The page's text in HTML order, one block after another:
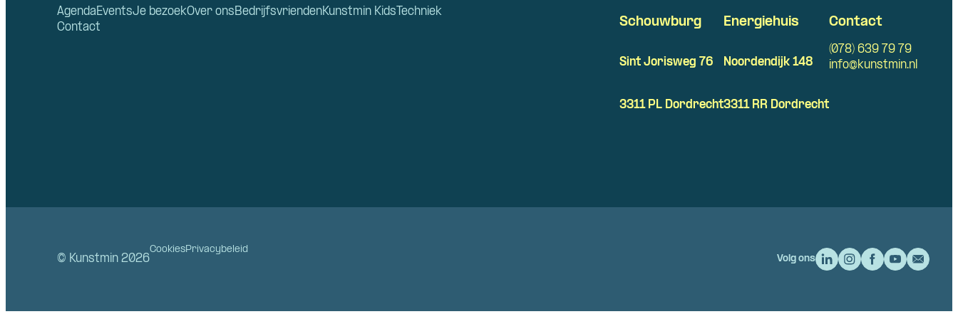
AgendaEventsJe bezoekOver onsBedrijfsvriendenKunstmin Kids Techniek
Contact
Schouwburg
Sint Jorisweg 76
3311 PL Dordrecht
Energiehuis
Noordendijk 148
3311 RR Dordrecht
Contact
(078) 639 79 79
info@kunstmin.nl
© Kunstmin 2026
CookiesPrivacybeleid
Volg ons